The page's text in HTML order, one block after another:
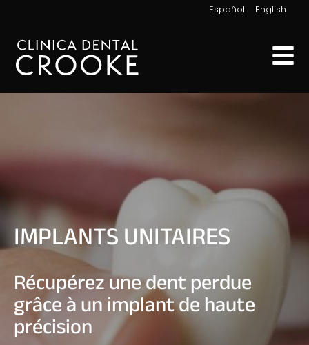
Español English
IMPLANTS UNITAIRES
Récupérez une dent perdue
grâce à un implant de haute
précision